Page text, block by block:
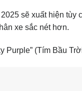
sẽ xuất hiện tùy
xe sắc nét hơn.
Purple” (Tím Bầu